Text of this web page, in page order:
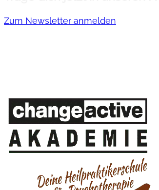
Zum Newsletter anmelden